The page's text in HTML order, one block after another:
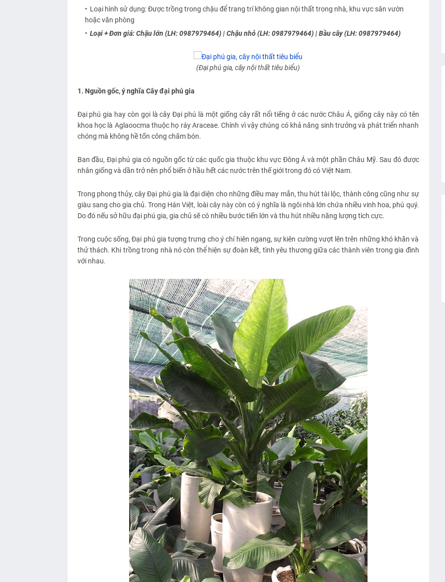
Loại hình sử dụng: Được trồng trong chậu để trang trí không gian nội thất trong nhà, khu vực sân vườn
hoặc văn phòng
Loại + Đơn giá: Chậu lớn (LH: 0987979464) | Chậu nhỏ (LH: 0987979464) | Bầu cây (LH: 0987979464)
(Đại phú gia, cây nội thất tiêu biểu)
1. Nguồn gốc, ý nghĩa Cây đại phú gia
Đại phú gia hay còn gọi là cây Đại phú là một giống cây rất nổi tiếng ở các nước Châu Á, giống cây này có tên
khoa học là Aglaoocma thuộc họ ráy Araceae. Chính vì vậy chúng có khả năng sinh trưởng và phát triển nhanh
chóng mà không hề tốn công chăm bón.
Ban đầu, Đại phú gia có nguồn gốc từ các quốc gia thuộc khu vực Đông Á và một phần Châu Mỹ. Sau đó được
nhân giống và dần trở nên phổ biến ở hầu hết các nước trên thế giới trong đó có Việt Nam.
Trong phong thủy, cây Đại phú gia là đại diện cho những điều may mắn, thu hút tài lộc, thành công cũng như sự
giàu sang cho gia chủ. Trong Hán Việt, loài cây này còn có ý nghĩa là ngôi nhà lớn chứa nhiều vinh hoa, phú quý.
Do đó nếu sở hữu đại phú gia, gia chủ sẽ có nhiều bước tiến lớn và thu hút nhiều năng lượng tích cực.
Trong cuộc sống, Đại phú gia tượng trưng cho ý chí hiên ngang, sự kiên cường vượt lên trên những khó khăn và
thử thách. Khi trồng trong nhà nó còn thể hiện sự đoàn kết, tình yêu thương giữa các thành viên trong gia đình
với nhau.